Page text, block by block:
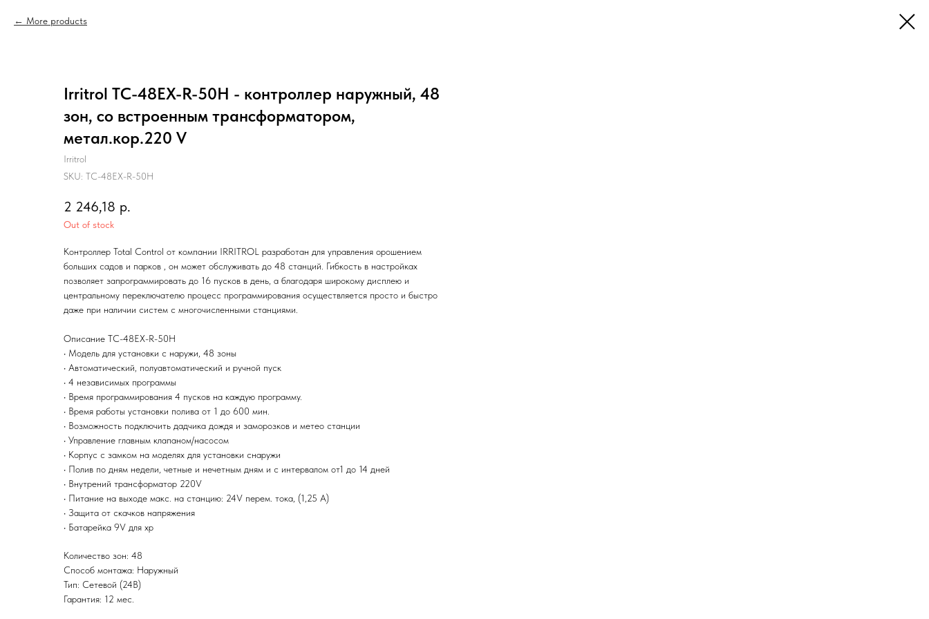
More products
Irritrol TC-48EX-R-50H - контроллер наружный, 48
зон, со встроенным трансформатором,
метал.кор.220 V
Irritrol
SKU: TC-48EX-R-50H
2 246,18 р.
Out of stock
Контроллер Total Control от компании IRRITROL разработан для управления орошением
больших садов и парков , он может обслуживать до 48 станций. Гибкость в настройках
позволяет запрограммировать до 16 пусков в день, а благодаря широкому дисплею и
центральному переключателю процесс программирования осуществляется просто и быстро
даже при наличии систем с многочисленными станциями.
Описание TC-48EX-R-50Н
• Модель для установки с наружи, 48 зоны
• Автоматический, полуавтоматический и ручной пуск
• 4 независимых программы
• Время программирования 4 пусков на каждую программу.
• Время работы установки полива от 1 до 600 мин.
• Возможность подключить дадчика дождя и заморозков и метео станции
• Управление главным клапаном/насосом
• Корпус с замком на моделях для установки снаружи
• Полив по дням недели, четные и нечетным дням и с интервалом от1 до 14 дней
• Внутрений трансформатор 220V
• Питание на выходе макс. на станцию: 24V перем. тока, (1,25 A)
• Защита от скачков напряжения
• Батарейка 9V для хр
Количество зон: 48
Способ монтажа: Наружный
Тип: Сетевой (24В)
Гарантия: 12 мес.